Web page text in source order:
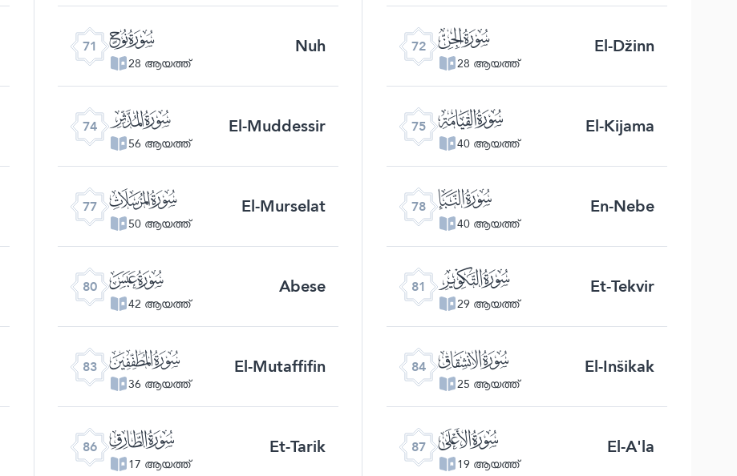
71 ﯴ
28 ആയത്ത്
Nuh 72 ﯵ
28 ആയത്ത്
El-Džinn
74 ﯷ
56 ആയത്ത്
El-Muddessir 75 ﯸ
40 ആയത്ത്
El-Kijama
77 ﯺ
50 ആയത്ത്
El-Murselat 78 ﯻ
40 ആയത്ത്
En-Nebe
80 ﯽ
42 ആയത്ത്
Abese 81 ﯾ
29 ആയത്ത്
Et-Tekvir
83 ﰀ
36 ആയത്ത്
El-Mutaffifin 84 ﰁ
25 ആയത്ത്
El-Inšikak
86 ﰃ
17 ആയത്ത്
Et-Tarik 87 ﰄ
19 ആയത്ത്
El-A'la